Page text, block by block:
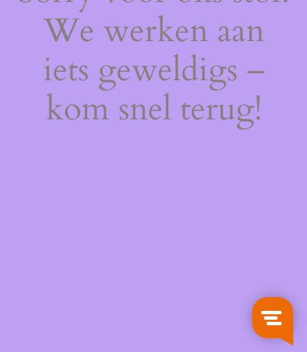
We werken aan
iets geweldigs –
kom snel terug!